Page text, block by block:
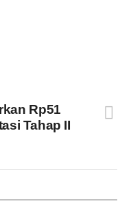
Rp51
Tahap II